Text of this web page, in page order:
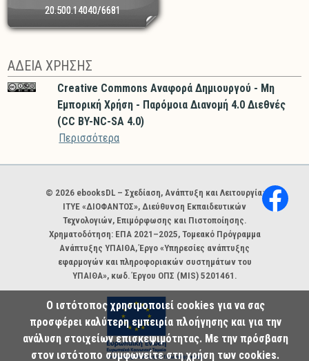
20.500.14040/6681
ΑΔΕΙΑ ΧΡΗΣΗΣ
Creative Commons Αναφορά Δημιουργού - Μη
Εμπορική Χρήση - Παρόμοια Διανομή 4.0 Διεθνές
(CC BY-NC-SA 4.0)
Περισσότερα
Χορηγοί και φορείς
© 2026 ebooksDL – Σχεδίαση, Ανάπτυξη και Λειτουργία:
ΙΤΥΕ «ΔΙΟΦΑΝΤΟΣ», Διεύθυνση Εκπαιδευτικών
Τεχνολογιών, Επιμόρφωσης και Πιστοποίησης.
Χρηματοδότηση: ΕΠΑ 2021–2025, Τομεακό Πρόγραμμα
Ανάπτυξης ΥΠΑΙΘΑ, Έργο «Υπηρεσίες ανάπτυξης
εφαρμογών και πληροφοριακών συστημάτων του
ΥΠΑΙΘΑ», κωδ. Έργου ΟΠΣ (MIS) 5201461.
Ο ιστότοπος χρησιμοποιεί cookies για να σας
προσφέρει καλύτερη εμπειρία πλοήγησης και για την
ανάλυση στοιχείων επισκεψιμότητας. Με την πρόσβαση
στον ιστότοπο συμφωνείτε στη χρήση των cookies.